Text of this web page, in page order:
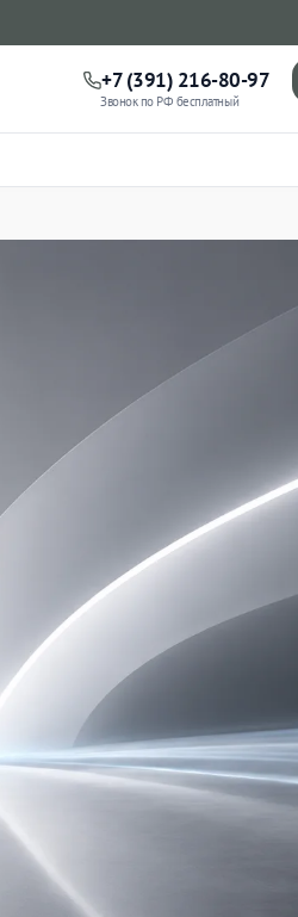
+7 (391) 216-80-97
Звонок по РФ бесплатный